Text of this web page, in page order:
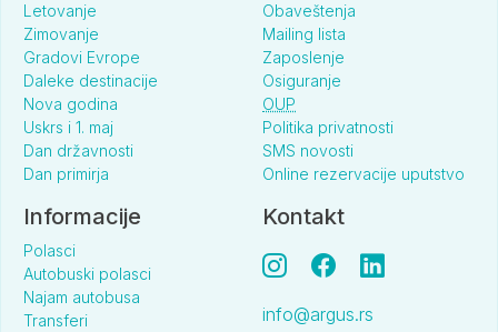
Letovanje
Zimovanje
Gradovi Evrope
Daleke destinacije
Nova godina
Uskrs i 1. maj
Dan državnosti
Dan primirja
Obaveštenja
Mailing lista
Zaposlenje
Osiguranje
OUP
Politika privatnosti
SMS novosti
Online rezervacije uputstvo
Informacije
Polasci
Autobuski polasci
Najam autobusa
Transferi
Kontakt
info@argus.rs